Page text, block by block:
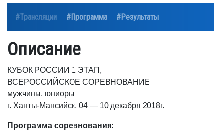
#Трансляции #Программа #Результаты
Описание
КУБОК РОССИИ 1 ЭТАП,
ВСЕРОССИЙСКОЕ СОРЕВНОВАНИЕ
мужчины, юниоры
г. Ханты-Мансийск, 04 — 10 декабря 2018г.
Программа соревнования: